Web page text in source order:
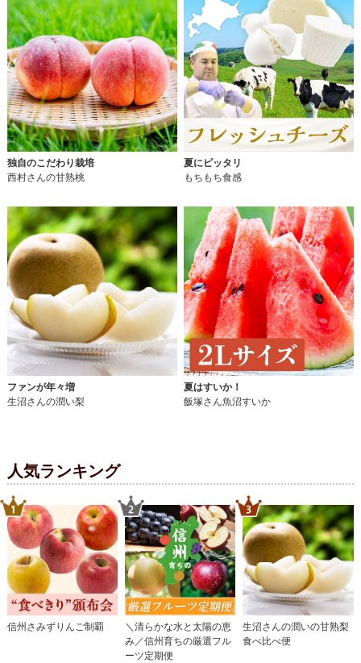
独自のこだわり栽培
西村さんの甘熟桃
夏にピッタリ
もちもち食感
ファンが年々増
生沼さんの潤い梨
夏はすいか！
飯塚さん魚沼すいか
人気ランキング
信州さみずりんご制覇
＼清らかな水と太陽の恵
み／信州育ちの厳選フル
ーツ定期便
生沼さんの潤いの甘熟梨
食べ比べ便